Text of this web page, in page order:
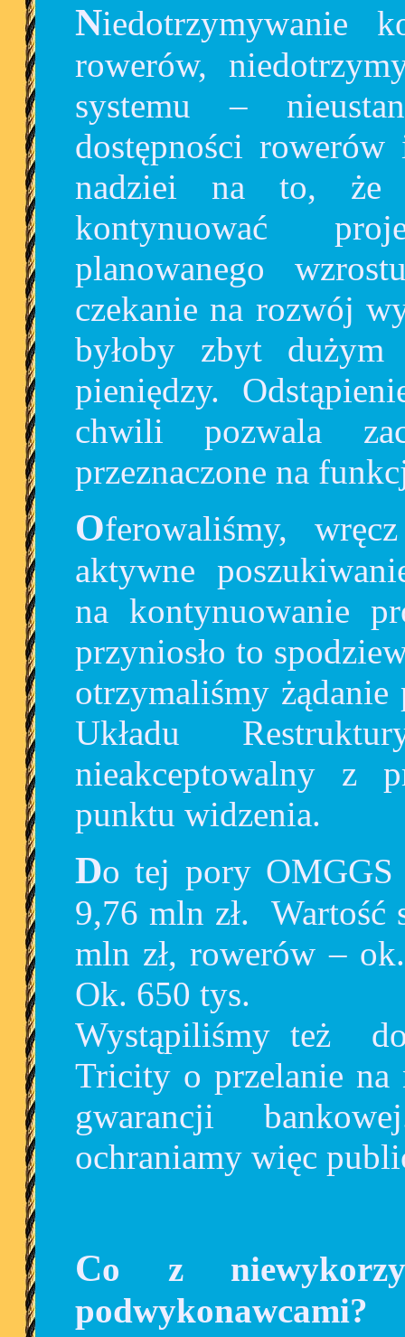
Niedotrzymywanie kolejnych terminów dostaw
rowerów,
systemu –
dostępności
nadziei na to, że
kontynuować
planowanego
czekanie na rozwój
byłoby zbyt
pieniędzy.
chwili pozwala
przeznaczone na
Oferowaliśmy, wręcz nalegaliśmy na wspólne,
aktywne
na kontynuowanie
przyniosło to
otrzymaliśmy
Układu
nieakceptowalny z
punktu widzenia.
Do tej pory OMGGS zapłaciła spółce NB Tricity
9,76 mln zł.
mln zł, rowerów –
Ok. 650 tys.
Wystąpiliśmy też
Tricity o przelanie na
gwarancji
ochraniamy więc
Co z niewykorzystanymi abonentami i
podwykonawcami?